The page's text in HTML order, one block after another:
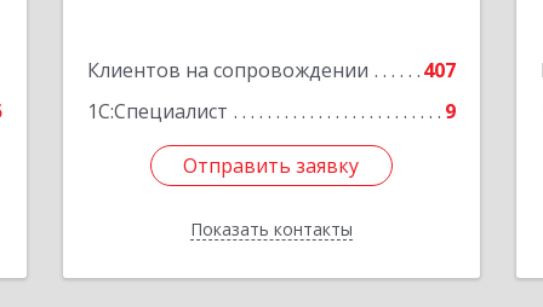
Клиентов на сопровождении
407
1С:Специалист
9
Отправить заявку
Показать контакты
Отправить заявку
Назад